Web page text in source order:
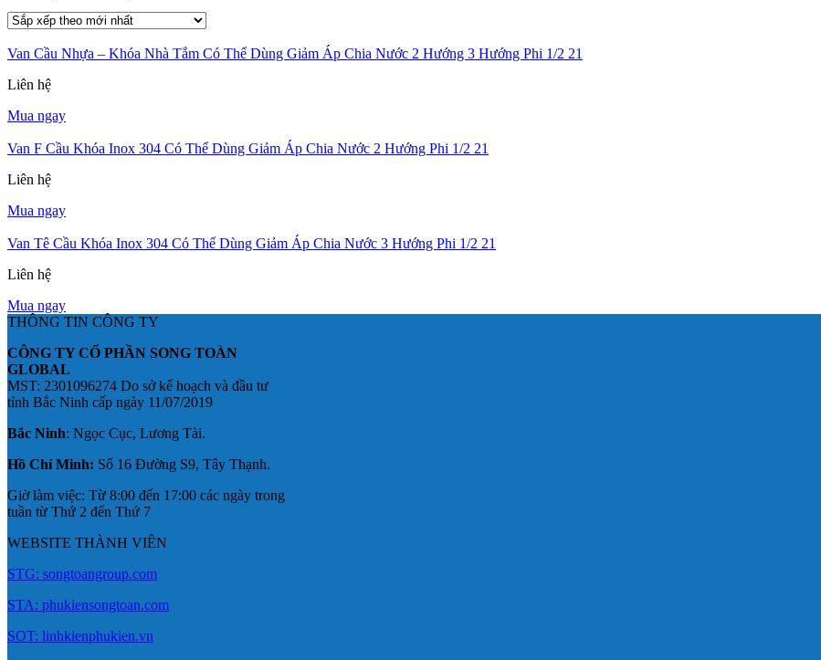
mới
Van Cầu Nhựa – Khóa Nhà Tắm Có Thể Dùng Giảm Áp Chia Nước 2 Hướng 3 Hướng Phi 1/2 21
Liên hệ
Mua ngay
Van F Cầu Khóa Inox 304 Có Thể Dùng Giảm Áp Chia Nước 2 Hướng Phi 1/2 21
Liên hệ
Mua ngay
Van Tê Cầu Khóa Inox 304 Có Thể Dùng Giảm Áp Chia Nước 3 Hướng Phi 1/2 21
Liên hệ
Mua ngay
THÔNG TIN CÔNG TY
CÔNG TY CỔ PHẦN SONG TOÀN
GLOBAL
MST: 2301096274 Do sở kế hoạch và đầu tư
tỉnh Bắc Ninh cấp ngày 11/07/2019
Bắc Ninh: Ngọc Cục, Lương Tài.
Hồ Chí Minh: Số 16 Đường S9, Tây Thạnh.
Giờ làm việc: Từ 8:00 đến 17:00 các ngày trong
tuần từ Thứ 2 đến Thứ 7
WEBSITE THÀNH VIÊN
STG: songtoangroup.com
STA: phukiensongtoan.com
SOT: linhkienphukien.vn